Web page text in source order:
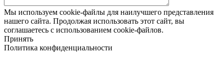
Мы используем cookie-файлы для наилучшего представления
нашего сайта. Продолжая использовать этот сайт, вы
соглашаетесь с использованием cookie-файлов.
Принять
Политика конфиденциальности